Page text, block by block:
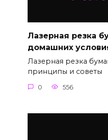
Лазерная резка
домашних
Лазерная резка
принципы и советы
0 556